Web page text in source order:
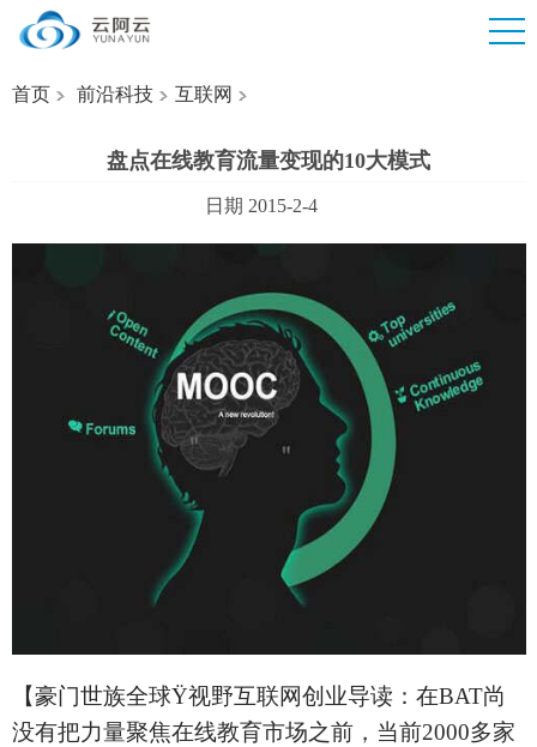
首页 前沿科技 互联网
盘点在线教育流量变现的10大模式
日期 2015-2-4
【豪门世族全球Ÿ视野互联网创业导读：在BAT尚
没有把力量聚焦在线教育市场之前，当前2000多家